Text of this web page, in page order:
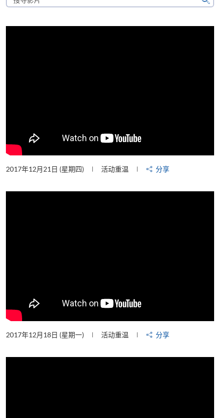
寻
片
搜
2017年12月21日 (星期四) 活动重温 分享
2017年12月18日 (星期一) 活动重温 分享